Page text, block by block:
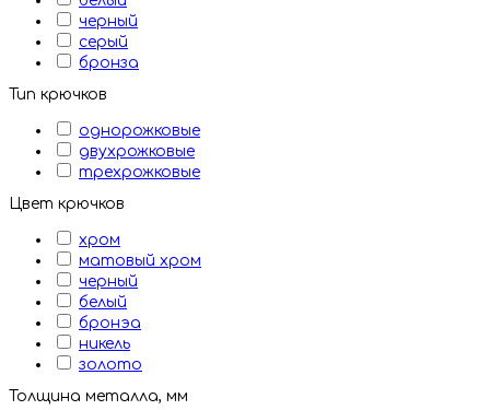
черный
серый
бронза
Тип крючков
однорожковые
двухрожковые
трехрожковые
Цвет крючков
хром
матовый хром
черный
белый
бронэа
никель
золото
Толщина металла, мм